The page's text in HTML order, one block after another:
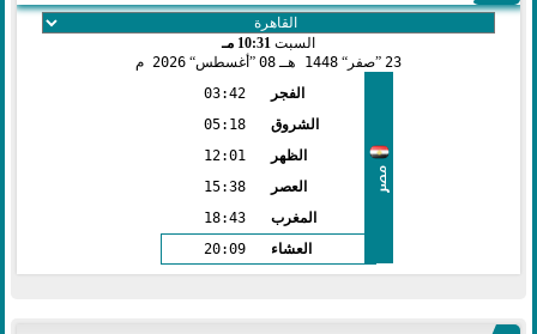
السبت 10:31 مـ
23
صفر 1448 هـ 08 أغسطس 2026 م
مصر
الفجر
03:42
الشروق
05:18
الظهر
12:01
العصر
15:38
المغرب
18:43
العشاء
20:09